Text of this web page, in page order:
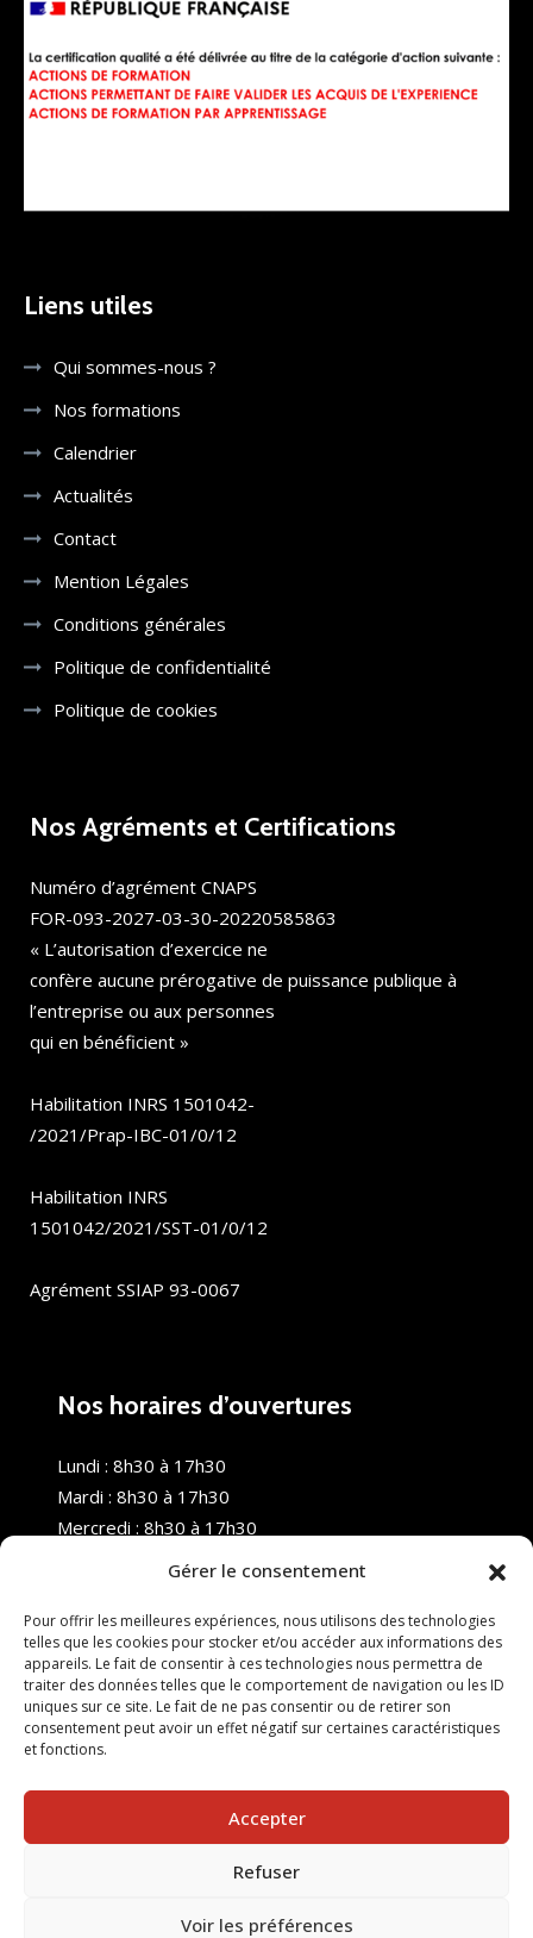
Gérer le consentement
Pour offrir les meilleures expériences, nous utilisons des technologies
telles que les cookies pour stocker et/ou accéder aux informations des
appareils. Le fait de consentir à ces technologies nous permettra de
traiter des données telles que le comportement de navigation ou les ID
uniques sur ce site. Le fait de ne pas consentir ou de retirer son
consentement peut avoir un effet négatif sur certaines caractéristiques
et fonctions.
Accepter
Refuser
Voir les préférences
Liens utiles
Qui sommes-nous ?
Nos formations
Calendrier
Actualités
Contact
Mention Légales
Conditions générales
Politique de confidentialité
Politique de cookies
Nos Agréments et Certifications
Numéro d’agrément CNAPS
FOR-093-2027-03-30-20220585863
« L’autorisation d’exercice ne
confère aucune prérogative de puissance publique à
l’entreprise ou aux personnes
qui en bénéficient »
Habilitation INRS 1501042-
/2021/Prap-IBC-01/0/12
Habilitation INRS
1501042/2021/SST-01/0/12
Agrément SSIAP 93-0067
Nos horaires d’ouvertures
Lundi : 8h30 à 17h30
Mardi : 8h30 à 17h30
Mercredi : 8h30 à 17h30
Samedi : Fermé
Dimanche : Fermé
© 2025 Nouvel R Formation - TOUS DROITS RÉSERVÉS -
SITE RÉALISÉ PAR :INGÉNIERIE TECH